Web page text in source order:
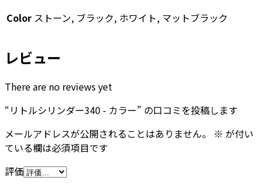
Color ストーン, ブラック, ホワイト, マットブラック
レビュー
There are no reviews yet
“リトルシリンダー340 - カラー” の口コミを投稿します
メールアドレスが公開されることはありません。
※ が付い
ている欄は必須項目です
評価